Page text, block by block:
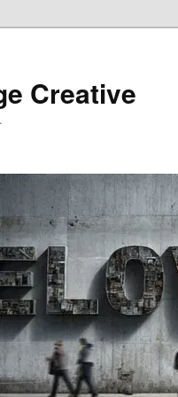
Creative